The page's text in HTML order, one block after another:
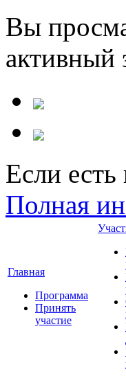
Вы
активный
Если
Полная
Главная
Программа
Принять
участие